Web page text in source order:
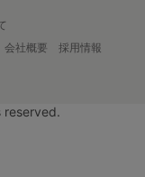
会社概要
採用情報
reserved.